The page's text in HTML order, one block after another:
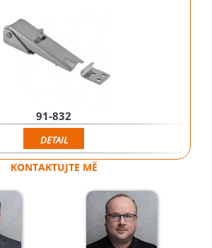
91-832
DETAIL
KONTAKTUJTE MĚ